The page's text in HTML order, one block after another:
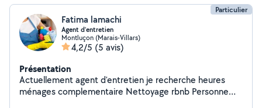
Particulier
Fatima lamachi
Agent d’entretien
Montluçon (Marais-Villars)
4,2/5 (5 avis)
Présentation
Actuellement agent d'entretien je recherche heures
ménages complementaire Nettoyage rbnb Personne